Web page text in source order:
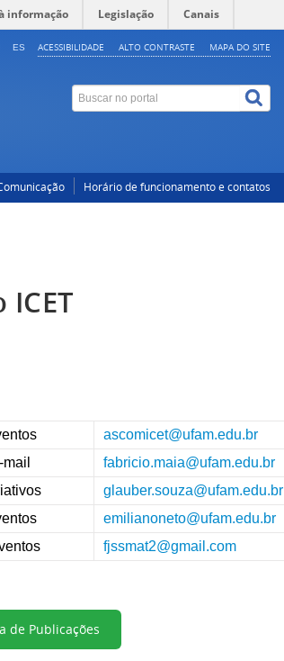
informação Legislação Canais
ACESSIBILIDADE ALTO CONTRASTE MAPA DO SITE
ES
Horário de funcionamento e contatos
ascomicet@ufam.edu.br
fabricio.maia@ufam.edu.br
glauber.souza@ufam.edu.br
emilianoneto@ufam.edu.br
fjssmat2@gmail.com
de Publicações